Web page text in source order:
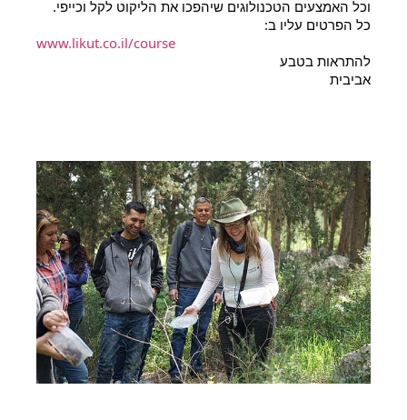
וכל האמצעים הטכנולוגים שיהפכו את הליקוט לקל וכייפי.
כל הפרטים עליו ב:
www.likut.co.il/course
להתראות בטבע
אביבית